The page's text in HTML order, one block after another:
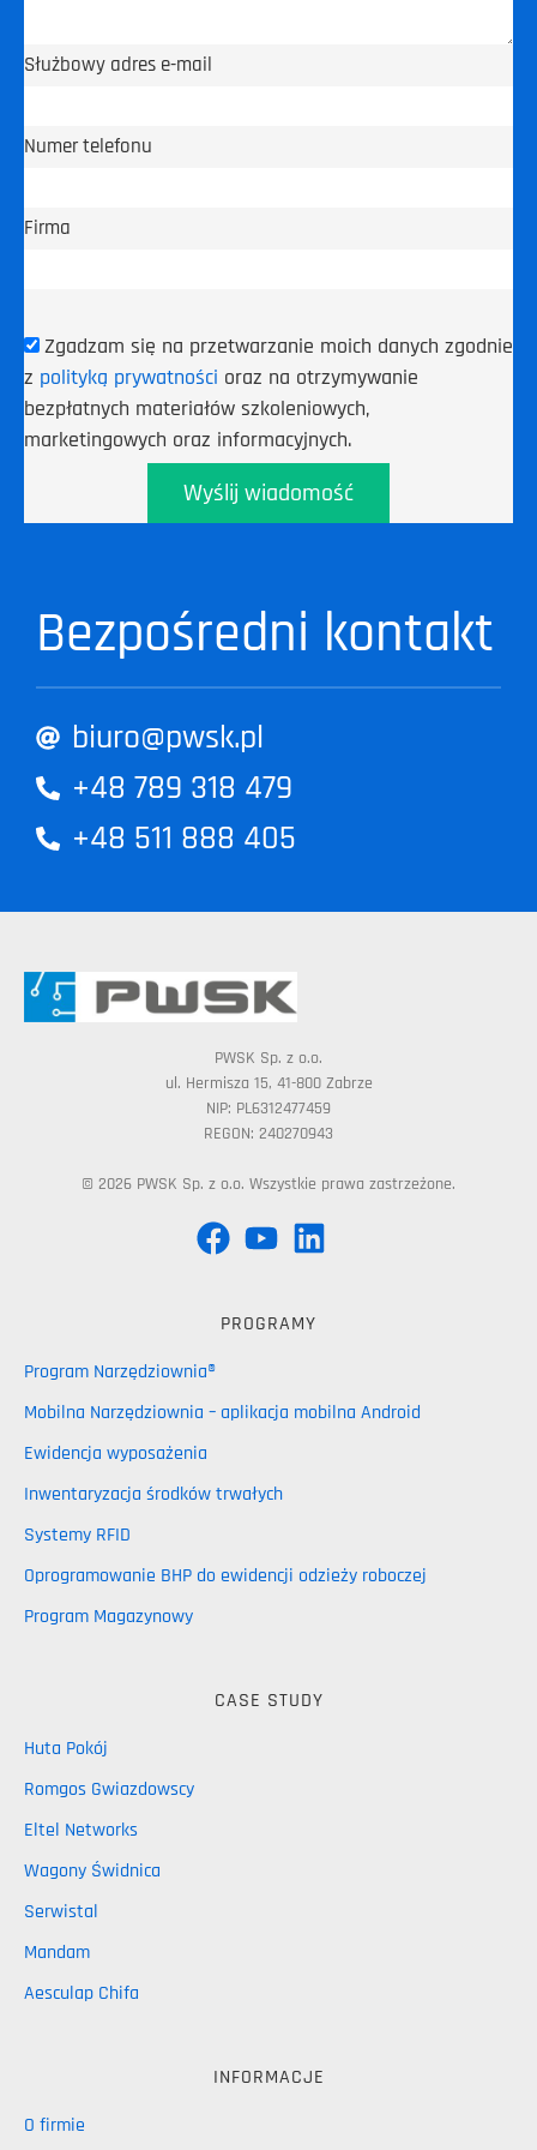
Służbowy adres e-mail
Numer telefonu
Firma
Zgadzam się na przetwarzanie moich danych zgodnie
z polityką prywatności oraz na otrzymywanie
bezpłatnych materiałów szkoleniowych,
marketingowych oraz informacyjnych.
Wyślij wiadomość
Bezpośredni kontakt
biuro@pwsk.pl
+48 789 318 479
+48 511 888 405
PWSK Sp. z o.o.
ul. Hermisza 15, 41-800 Zabrze
NIP: PL6312477459
REGON: 240270943
© 2026 PWSK Sp. z o.o. Wszystkie prawa zastrzeżone.
PROGRAMY
Program Narzędziownia®
Mobilna Narzędziownia – aplikacja mobilna Android
Ewidencja wyposażenia
Inwentaryzacja środków trwałych
Systemy RFID
Oprogramowanie BHP do ewidencji odzieży roboczej
Program Magazynowy
CASE STUDY
Huta Pokój
Romgos Gwiazdowscy
Eltel Networks
Wagony Świdnica
Serwistal
Mandam
Aesculap Chifa
INFORMACJE
O firmie